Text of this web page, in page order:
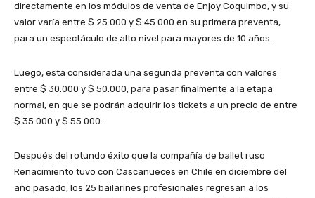
directamente en los módulos de venta de Enjoy Coquimbo, y su
valor varía entre $ 25.000 y $ 45.000 en su primera preventa,
para un espectáculo de alto nivel para mayores de 10 años.
Luego, está considerada una segunda preventa con valores
entre $ 30.000 y $ 50.000, para pasar finalmente a la etapa
normal, en que se podrán adquirir los tickets a un precio de entre
$ 35.000 y $ 55.000.
Después del rotundo éxito que la compañía de ballet ruso
Renacimiento tuvo con Cascanueces en Chile en diciembre del
año pasado, los 25 bailarines profesionales regresan a los